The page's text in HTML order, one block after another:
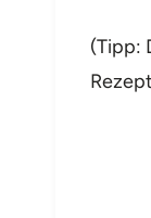
(Tipp: